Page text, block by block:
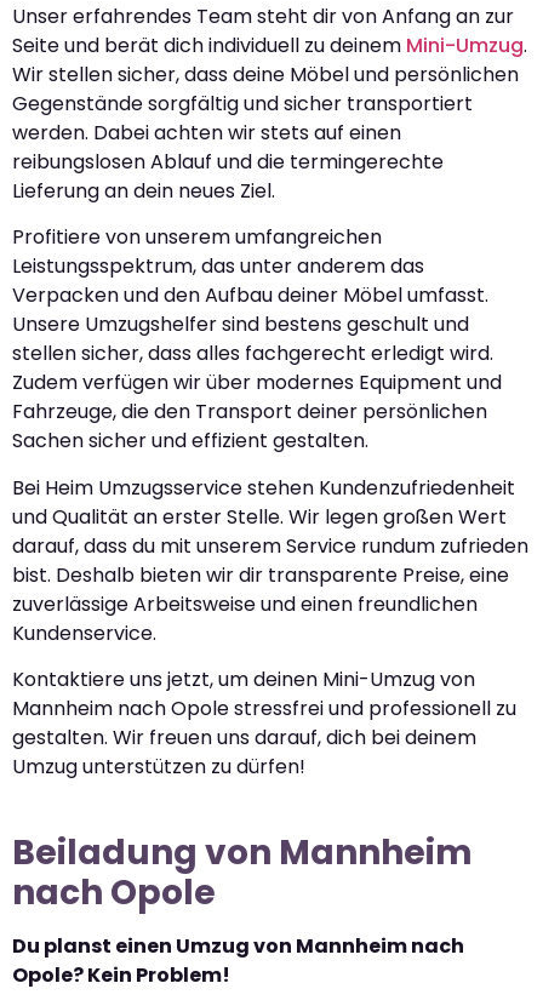
Unser erfahrendes Team steht dir von Anfang an zur
Seite und berät dich individuell zu deinem Mini-Umzug.
Wir stellen sicher, dass deine Möbel und persönlichen
Gegenstände sorgfältig und sicher transportiert
werden. Dabei achten wir stets auf einen
reibungslosen Ablauf und die termingerechte
Lieferung an dein neues Ziel.
Profitiere von unserem umfangreichen
Leistungsspektrum, das unter anderem das
Verpacken und den Aufbau deiner Möbel umfasst.
Unsere Umzugshelfer sind bestens geschult und
stellen sicher, dass alles fachgerecht erledigt wird.
Zudem verfügen wir über modernes Equipment und
Fahrzeuge, die den Transport deiner persönlichen
Sachen sicher und effizient gestalten.
Bei Heim Umzugsservice stehen Kundenzufriedenheit
und Qualität an erster Stelle. Wir legen großen Wert
darauf, dass du mit unserem Service rundum zufrieden
bist. Deshalb bieten wir dir transparente Preise, eine
zuverlässige Arbeitsweise und einen freundlichen
Kundenservice.
Kontaktiere uns jetzt, um deinen Mini-Umzug von
Mannheim nach Opole stressfrei und professionell zu
gestalten. Wir freuen uns darauf, dich bei deinem
Umzug unterstützen zu dürfen!
Beiladung von Mannheim
nach Opole
Du planst einen Umzug von Mannheim nach
Opole? Kein Problem!